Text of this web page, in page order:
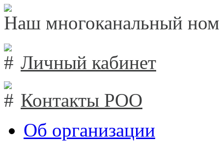
Наш многоканальный
Личный кабинет
Контакты РОО
Об организации